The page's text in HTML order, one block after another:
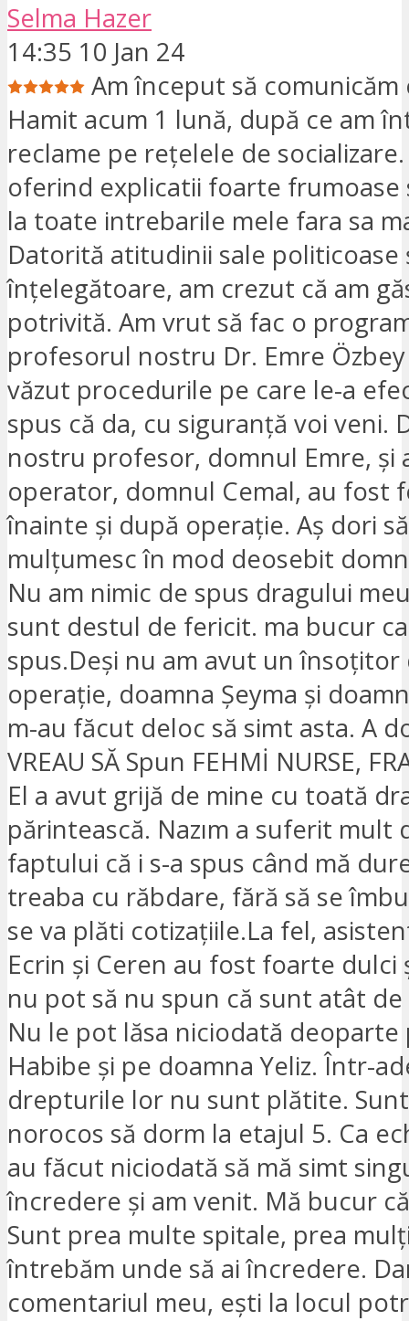
Selma Hazer
14:35 10 Jan 24
Am început să comunicăm
Hamit acum 1 lună, după ce am
reclame pe rețelele de
oferind explicatii foarte frumoase
la toate intrebarile mele fara sa
Datorită atitudinii sale politicoase
înțelegătoare, am crezut că am
potrivită. Am vrut să fac o
profesorul nostru Dr. Emre
văzut procedurile pe care le-a
spus că da, cu siguranță voi veni.
nostru profesor, domnul Emre, și
operator, domnul Cemal, au fost
înainte și după operație. Aș dori
mulțumesc în mod deosebit
Nu am nimic de spus dragului
sunt destul de fericit. ma bucur
spus.Deși nu am avut un însoțitor
operație, doamna Şeyma și
m-au făcut deloc să simt asta. A
VREAU SĂ Spun FEHMİ NURSE,
El a avut grijă de mine cu toată
părintească. Nazım a suferit mult
faptului că i s-a spus când mă
treaba cu răbdare, fără să se
se va plăti cotizațiile.La fel,
Ecrin și Ceren au fost foarte dulci
nu pot să nu spun că sunt atât
Nu le pot lăsa niciodată deoparte
Habibe și pe doamna Yeliz. Într-
drepturile lor nu sunt plătite.
norocos să dorm la etajul 5. Ca
au făcut niciodată să mă simt
încredere și am venit. Mă bucur
Sunt prea multe spitale, prea
întrebăm unde să ai încredere.
comentariul meu, ești la locul